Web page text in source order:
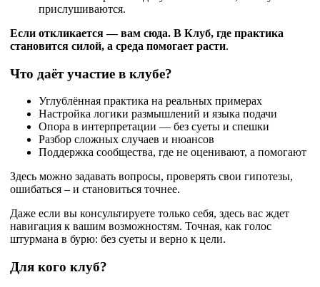
прислушиваются.
Если откликается — вам сюда. В Клуб, где практика
становится силой, а среда помогает расти.
Что даёт участие в клубе?
Углублённая практика на реальных примерах
Настройка логики размышлений и языка подачи
Опора в интерпретации — без суеты и спешки
Разбор сложных случаев и нюансов
Поддержка сообщества, где не оценивают, а помогают
Здесь можно задавать вопросы, проверять свои гипотезы,
ошибаться – и становиться точнее.
Даже если вы консультируете только себя, здесь вас ждет
навигация к вашим возможностям. Точная, как голос
штурмана в бурю: без суеты и верно к цели.
Для кого клуб?